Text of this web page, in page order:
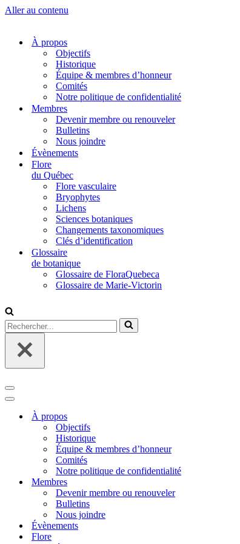
Aller au contenu
À propos
Objectifs
Historique
Équipe & membres d’honneur
Comités
Notre politique de confidentialité
Membres
Devenir membre ou renouveler
Bulletins
Nous joindre
Évènements
Flore
du Québec
Flore vasculaire
Bryophytes
Lichens
Sciences botaniques
Changements taxonomiques
Clés d’identification
Glossaire
de botanique
Glossaire de FloraQuebeca
Glossaire de Marie-Victorin
Rechercher...
Menu
de
navigation
Menu
navigationÀ propos
Objectifs
Historique
Équipe & membres d’honneur
Comités
Notre politique de confidentialité
Membres
Devenir membre ou renouveler
Bulletins
Nous joindre
Évènements
Flore